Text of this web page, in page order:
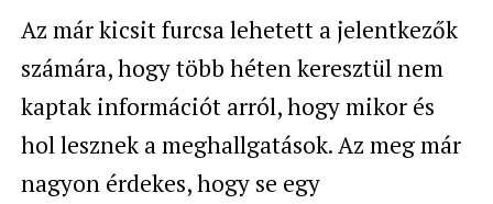
Az már kicsit furcsa lehetett a jelentkezők
számára, hogy több héten keresztül nem
kaptak információt arról, hogy mikor és
hol lesznek a meghallgatások. Az meg már
nagyon érdekes, hogy se egy